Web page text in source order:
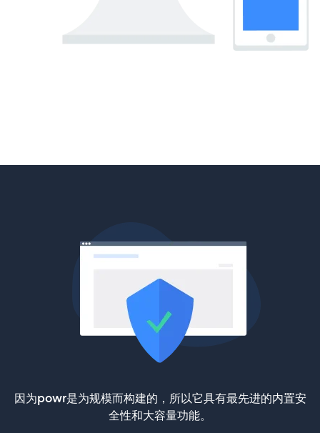
因为powr是为规模而构建的，所以它具有最先进的内置安
全性和大容量功能。